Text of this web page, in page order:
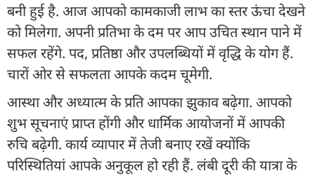
बनी हुई है. आज आपको कामकाजी लाभ का स्तर ऊंचा देखने
को मिलेगा. अपनी प्रतिभा के दम पर आप उचित स्थान पाने में
सफल रहेंगे. पद, प्रतिष्ठा और उपलब्धियों में वृद्धि के योग हैं.
चारों ओर से सफलता आपके कदम चूमेगी.
आस्था और अध्यात्म के प्रति आपका झुकाव बढ़ेगा. आपको
शुभ सूचनाएं प्राप्त होंगी और धार्मिक आयोजनों में आपकी
रुचि बढ़ेगी. कार्य व्यापार में तेजी बनाए रखें क्योंकि
परिस्थितियां आपके अनुकूल हो रही हैं. लंबी दूरी की यात्रा के